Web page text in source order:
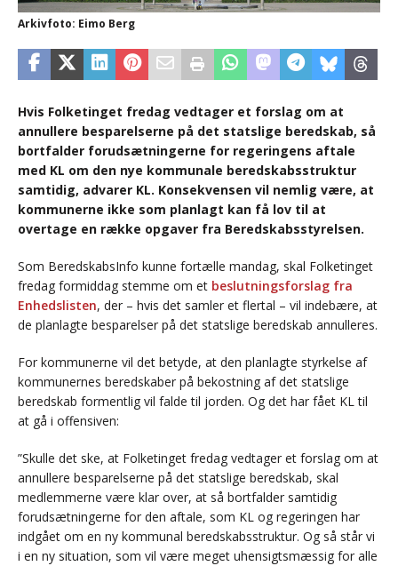
Arkivfoto: Eimo Berg
Hvis Folketinget fredag vedtager et forslag om at
annullere besparelserne på det statslige beredskab, så
bortfalder forudsætningerne for regeringens aftale
med KL om den nye kommunale beredskabsstruktur
samtidig, advarer KL. Konsekvensen vil nemlig være, at
kommunerne ikke som planlagt kan få lov til at
overtage en række opgaver fra Beredskabsstyrelsen.
Som BeredskabsInfo kunne fortælle mandag, skal Folketinget
fredag formiddag stemme om et beslutningsforslag fra
Enhedslisten, der – hvis det samler et flertal – vil indebære, at
de planlagte besparelser på det statslige beredskab annulleres.
For kommunerne vil det betyde, at den planlagte styrkelse af
kommunernes beredskaber på bekostning af det statslige
beredskab formentlig vil falde til jorden. Og det har fået KL til
at gå i offensiven:
”Skulle det ske, at Folketinget fredag vedtager et forslag om at
annullere besparelserne på det statslige beredskab, skal
medlemmerne være klar over, at så bortfalder samtidig
forudsætningerne for den aftale, som KL og regeringen har
indgået om en ny kommunal beredskabsstruktur. Og så står vi
i en ny situation, som vil være meget uhensigtsmæssig for alle